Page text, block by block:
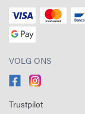
VOLG ONS
Trustpilot